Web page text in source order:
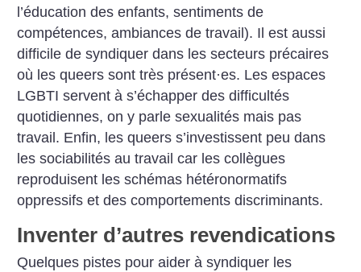
l’éducation des enfants, sentiments de
compétences, ambiances de travail). Il est aussi
difficile de syndiquer dans les secteurs précaires
où les queers sont très présent·es. Les espaces
LGBTI servent à s’échapper des difficultés
quotidiennes, on y parle sexualités mais pas
travail. Enfin, les queers s’investissent peu dans
les sociabilités au travail car les collègues
reproduisent les schémas hétéronormatifs
oppressifs et des comportements discriminants.
Inventer d’autres revendications
Quelques pistes pour aider à syndiquer les